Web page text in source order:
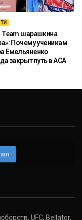
Team шарашкина
Почему ученикам
Емельяненко
закрыт путь в ACA
UFC, Bellator,